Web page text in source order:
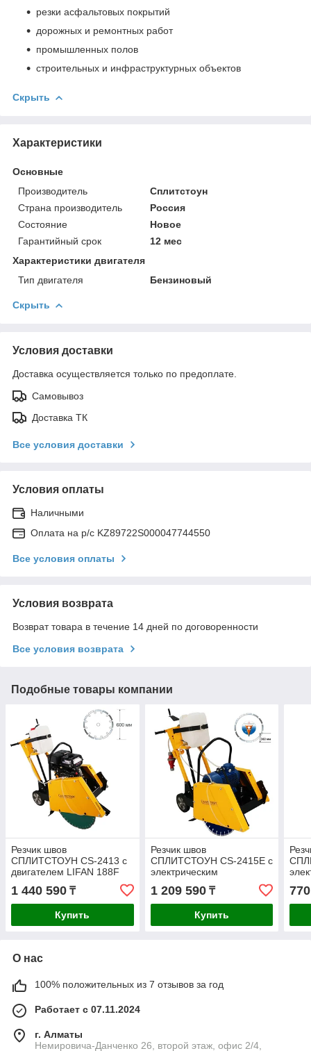
резки асфальтовых покрытий
дорожных и ремонтных работ
промышленных полов
строительных и инфраструктурных объектов
Скрыть
Характеристики
Основные
Производитель
Сплитстоун
Страна производитель
Россия
Состояние
Новое
Гарантийный срок
12 мес
Характеристики двигателя
Тип двигателя
Бензиновый
Скрыть
Условия доставки
Доставка осуществляется только по предоплате.
Самовывоз
Доставка ТК
Все условия доставки
Условия оплаты
Наличными
Оплата на р/с KZ89722S000047744550
Все условия оплаты
Условия возврата
Возврат товара в течение 14 дней по договоренности
Все условия возврата
Подобные товары компании
Резчик швов
СПЛИТСТОУН СS-2413 с
двигателем LIFAN 188F
1 440 590 ₸
Купить
Резчик швов
СПЛИТСТОУН СS-2415E c
электрическим
1 209 590₸
Купить
О нас
100% положительных из 7 отзывов за год
Работает с 07.11.2024
г. Алматы
Немировича-Данченко 26, второй этаж, офис 2/4,